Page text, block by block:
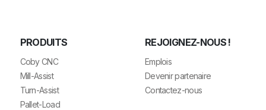
PRODUITS
Coby CNC
Mill-Assist
Turn-Assist
Pallet-Load
REJOIGNEZ-NOUS !
Emplois
Devenir partenaire
Contactez-nous